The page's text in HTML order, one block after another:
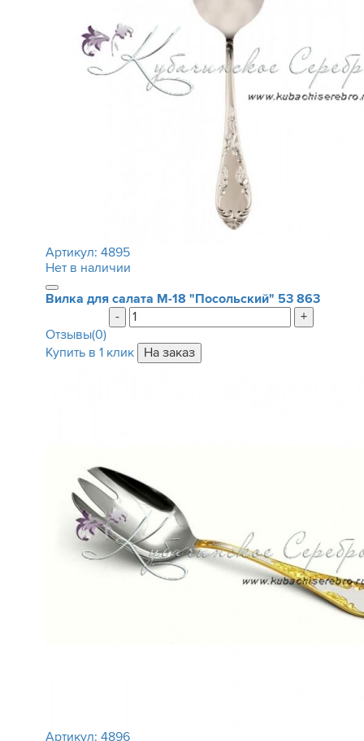
Артикул: 4895
Нет в наличии
Вилка для салата М-18 "Посольский" 53 863
-
+
Отзывы(0)
Купить в 1 клик
Артикул: 4896